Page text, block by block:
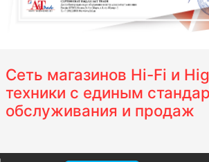
Сеть магазинов Hi-Fi и
техники с единым
обслуживания и продаж